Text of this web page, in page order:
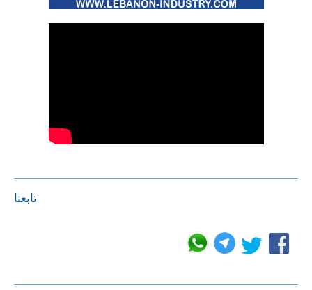
تابعنا